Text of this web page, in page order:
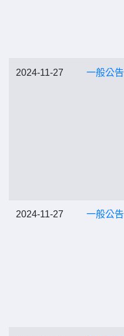
2024-11-27 一般公告
2024-11-27 一般公告